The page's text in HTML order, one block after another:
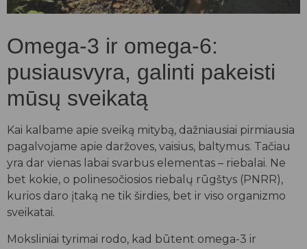
Omega-3 ir omega-6:
pusiausvyra, galinti pakeisti
mūsų sveikatą
Kai kalbame apie sveiką mitybą, dažniausiai pirmiausia
pagalvojame apie daržoves, vaisius, baltymus. Tačiau
yra dar vienas labai svarbus elementas – riebalai. Ne
bet kokie, o polinesočiosios riebalų rūgštys (PNRR),
kurios daro įtaką ne tik širdies, bet ir viso organizmo
sveikatai.
Moksliniai tyrimai rodo, kad būtent omega-3 ir